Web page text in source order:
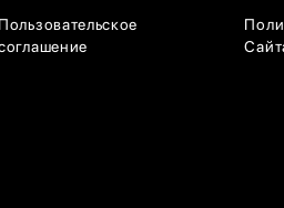
Пользовательское